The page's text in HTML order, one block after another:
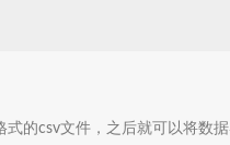
的csv文件，之后就可以将数